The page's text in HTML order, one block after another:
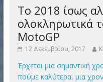
Το 2018 ίσως
ολοκληρωτικά
MotoGP
12 Δεκεμβρίου, 2017
Έρχεται μια σημαντική
πούμε καλύτερα, μια